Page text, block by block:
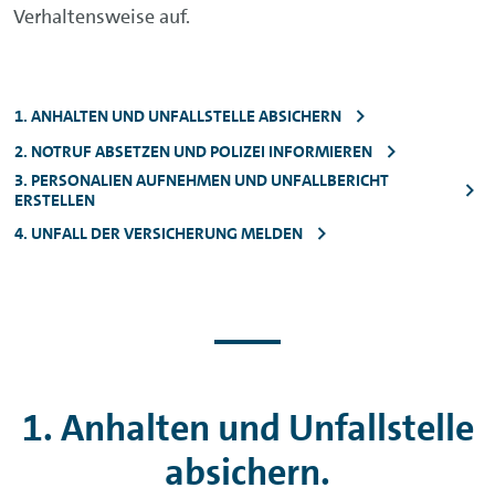
Verhaltensweise auf.
1. ANHALTEN UND UNFALLSTELLE ABSICHERN
2. NOTRUF ABSETZEN UND POLIZEI INFORMIEREN
3. PERSONALIEN AUFNEHMEN UND UNFALLBERICHT
ERSTELLEN
4. UNFALL DER VERSICHERUNG MELDEN
1. Anhalten und Unfallstelle
absichern.